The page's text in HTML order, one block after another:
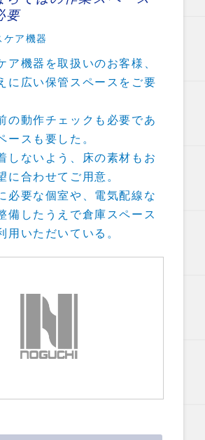
要
ケア機器
ア機器を取扱いのお客様、
に広い保管スペースをご要
の動作チェックも必要であ
ースも要した。
しないよう、床の素材もお
に合わせてご用意。
必要な個室や、電気配線な
備したうえで倉庫スペース
用いただいている。